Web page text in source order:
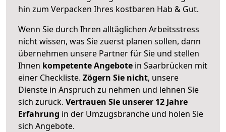
hin zum Verpacken Ihres kostbaren Hab & Gut.
Wenn Sie durch Ihren alltäglichen Arbeitsstress
nicht wissen, was Sie zuerst planen sollen, dann
übernehmen unsere Partner für Sie und stellen
Ihnen kompetente Angebote in Saarbrücken mit
einer Checkliste. Zögern Sie nicht, unsere
Dienste in Anspruch zu nehmen und lehnen Sie
sich zurück. Vertrauen Sie unserer 12 Jahre
Erfahrung in der Umzugsbranche und holen Sie
sich Angebote.